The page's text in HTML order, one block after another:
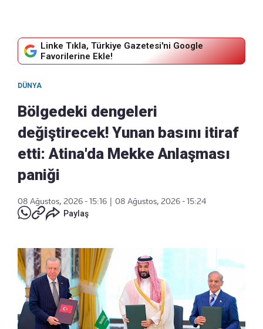
Linke Tıkla, Türkiye Gazetesi'ni Google
Favorilerine Ekle!
DÜNYA
Bölgedeki dengeleri
değiştirecek! Yunan basını itiraf
etti: Atina'da Mekke Anlaşması
paniği
08 Ağustos, 2026 - 15:16
08 Ağustos, 2026 - 15:24
Paylaş